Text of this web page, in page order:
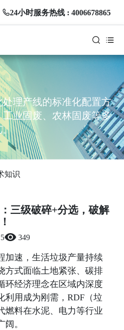
24小时服务热线 : 4006678865
理产线的标准化配置方
业固废、农林固废等多
。
知识
三级破碎+分选，破解
349
加速，生活垃圾产量持续
方式面临土地紧张、碳排
环经济理念在区域内深度
利用成为刚需，RDF（垃
燃料在水泥、电力等行业
。